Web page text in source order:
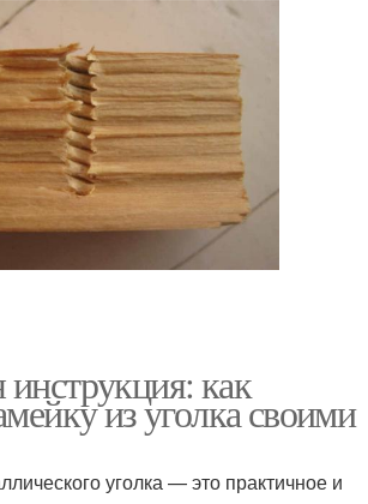
как
из уголка своими
уголка — это практичное и